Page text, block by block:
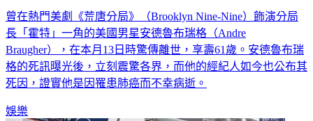
曾在熱門美劇《荒唐分局》（Brooklyn Nine-Nine）飾演分局
長「霍特」一角的美國男星安德魯布瑞格（Andre
Braugher），在本月13日時驚傳離世，享壽61歲。安德魯布瑞
格的死訊曝光後，立刻震驚各界，而他的經紀人如今也公布其
死因，證實他是因罹患肺癌而不幸病逝。
娛樂